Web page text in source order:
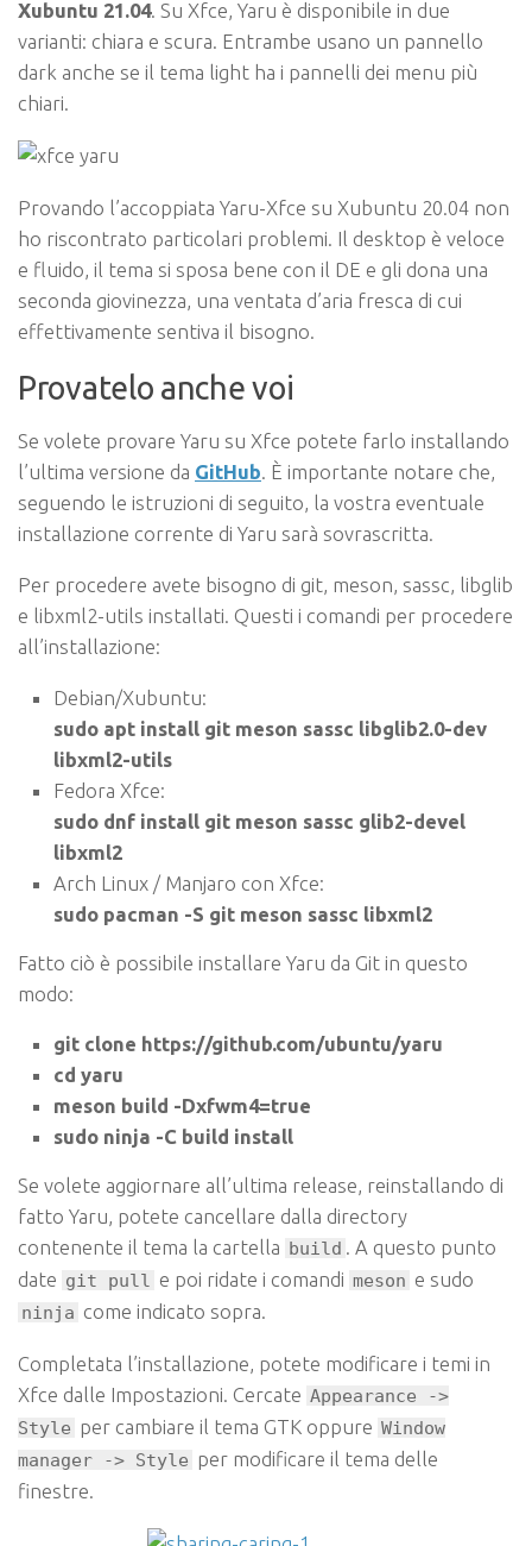
Xubuntu 21.04. Su Xfce, Yaru è disponibile in due
varianti: chiara e scura. Entrambe usano un pannello
dark anche se il tema light ha i pannelli dei menu più
chiari.
Provando l’accoppiata Yaru-Xfce su Xubuntu 20.04 non
ho riscontrato particolari problemi. Il desktop è veloce
e fluido, il tema si sposa bene con il DE e gli dona una
seconda giovinezza, una ventata d’aria fresca di cui
effettivamente sentiva il bisogno.
Provatelo anche voi
Se volete provare Yaru su Xfce potete farlo installando
l’ultima versione da GitHub. È importante notare che,
seguendo le istruzioni di seguito, la vostra eventuale
installazione corrente di Yaru sarà sovrascritta.
Per procedere avete bisogno di git, meson, sassc, libglib
e libxml2-utils installati. Questi i comandi per procedere
all’installazione:
Debian/Xubuntu:
sudo apt install git meson sassc libglib2.0-dev
libxml2-utils
Fedora Xfce:
sudo dnf install git meson sassc glib2-devel
libxml2
Arch Linux / Manjaro con Xfce:
sudo pacman -S git meson sassc libxml2
Fatto ciò è possibile installare Yaru da Git in questo
modo:
git clone https://github.com/ubuntu/yaru
cd yaru
meson build -Dxfwm4=true
sudo ninja -C build install
Se volete aggiornare all’ultima release, reinstallando di
fatto Yaru, potete cancellare dalla directory
contenente il tema la cartella build . A questo punto
date git pull e poi ridate i comandi meson e sudo
ninja come indicato sopra.
Completata l’installazione, potete modificare i temi in
Xfce dalle Impostazioni. Cercate Appearance ->
Style per cambiare il tema GTK oppure Window
manager -> Style per modificare il tema delle
finestre.